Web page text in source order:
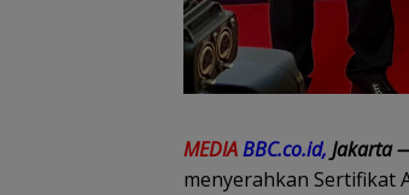
MEDIABBC.co.id, Jakarta
menyerahkan Sertifikat